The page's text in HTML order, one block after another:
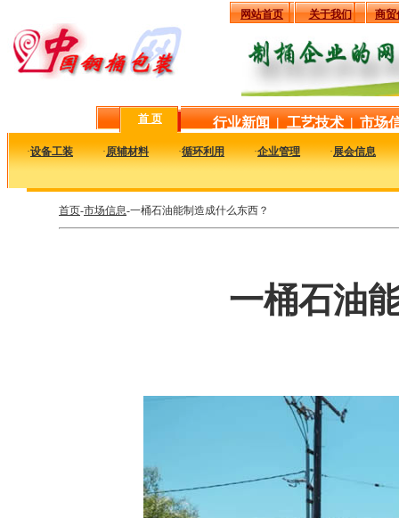
网站首页 关于我们 商贸
首 页 行业新闻 | 工艺技术 | 市场
·设备工装 ·原辅材料 ·循环利用 ·企业管理 ·展会信息
首页-市场信息-一桶石油能制造成什么东西？
一桶石油